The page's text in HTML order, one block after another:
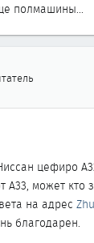
полмашины...
цефиро
А33, может кто
на адрес
благодарен.